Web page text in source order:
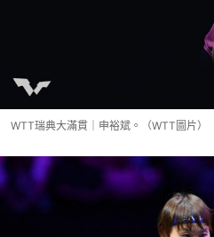
WTT瑞典大滿貫｜申裕斌。（WTT圖片）